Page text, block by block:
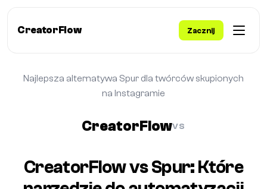
CreatorFlow Zacznij
Najlepsza alternatywa Spur dla twórców skupionych
na Instagramie
CreatorFlowVS
CreatorFlow vs Spur: Które